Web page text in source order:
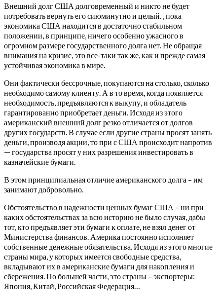
Внешний долг США долговременный и никто не будет
потребовать вернуть его сиюминутно и целый. , пока
экономика США находится в достаточно стабильном
положении, в принципе, ничего особенно ужасного в
огромном размере государственного долга нет. Не обращая
внимания на кризис, это все-таки так же, как и прежде самая
устойчивая экономика в мире.
Они фактически бессрочные, покупаются на столько, сколько
необходимо самому клиенту. А в то время, когда появляется
необходимость, предъявляются к выкупу, и обладатель
гарантированно приобретает деньги. Исходя из этого
американский внешний долг резко отличается от долгов
других государств. В случае если другие страны просят занять
деньги, производя акции, то при с США происходит напротив
— государства просят у них разрешения инвестировать в
казначейские бумаги.
В этом принципиальная отличие американского долга – им
занимают добровольно.
Обстоятельство в надежности ценных бумаг США – ни при
каких обстоятельствах за всю историю не было случая, дабы
тот, кто предъявляет эти бумаги к оплате, не взял денег от
Министерства финансов. Америка постоянно исполняет
собственные денежные обязательства. Исходя из этого многие
страны мира, у которых имеется свободные средства,
вкладывают их в американские бумаги для накопления и
сбережения. По большей части, это страны – экспортеры:
Япония, Китай, Российская Федерация…